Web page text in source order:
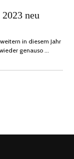
neu
in diesem Jahr
genauso …